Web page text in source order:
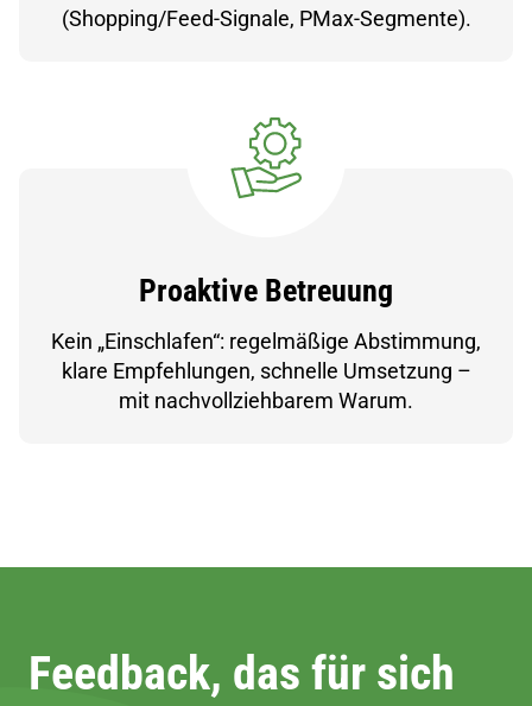
(Shopping/Feed-Signale, PMax-Segmente).
Proaktive Betreuung
Kein „Einschlafen“: regelmäßige Abstimmung,
klare Empfehlungen, schnelle Umsetzung –
mit nachvollziehbarem Warum.
Feedback, das für sich